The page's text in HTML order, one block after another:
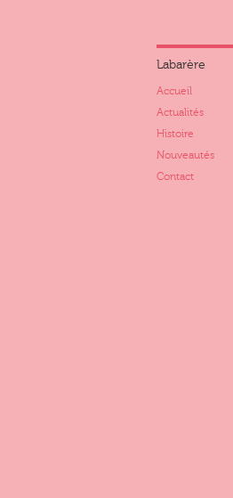
Labarère
Accueil
Actualités
Histoire
Nouveautés
Contact